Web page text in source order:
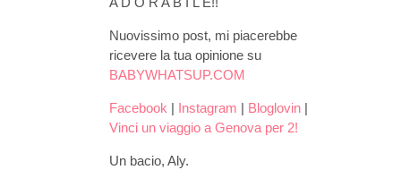
Nuovissimo post, mi piacerebbe
ricevere la tua opinione su
BABYWHATSUP.COM
Facebook | Instagram | Bloglovin |
Vinci un viaggio a Genova per 2!
Un bacio, Aly.